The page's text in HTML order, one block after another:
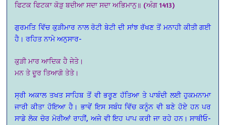
ਫਿਟਕ ਫਿਟਕਾ ਕੋੜੁ ਬਦੀਆ ਸਦਾ ਸਦਾ ਅਭਿਮਾਨੁ॥ (ਅੰਗ 1413)
ਗੁਰਮਤਿ ਵਿੱਚ ਕੁੜੀਮਾਰ ਨਾਲ ਰੋਟੀ ਬੇਟੀ ਦੀ ਸਾਂਝ ਰੱਖਣ ਤੋਂ ਮਨਾਹੀ ਕੀਤੀ ਗਈ
ਹੈ। ਰਹਿਤ ਨਾਮੇ ਅਨੁਸਾਰ-
ਕੁੜੀ ਮਾਰ ਆਦਿਕ ਹੈ ਜੇਤੇ।
ਮਨ ਤੇ ਦੂਰ ਤਿਆਗੋ ਤੇਤੇ।
ਸ੍ਰੀ ਅਕਾਲ ਤਖਤ ਸਾਹਿਬ ਤੋਂ ਵੀ ਭਰੂਣ ਹੱਤਿਆ ਤੇ ਪਾਬੰਦੀ ਲਈ ਹੁਕਮਨਾਮਾ
ਜਾਰੀ ਕੀਤਾ ਹੋਇਆ ਹੈ। ਭਾਵੇਂ ਇਸ ਸਬੰਧ ਵਿੱਚ ਕਨੂੰਨ ਵੀ ਬਣੇ ਹੋਏ ਹਨ ਪਰ
ਸਾਡੇ ਲੋਕ ਚੋਰ ਮੋਰੀਆਂ ਰਾਹੀਂ, ਅਜੇ ਵੀ ਇਹ ਪਾਪ ਕਰੀ ਜਾ ਰਹੇ ਹਨ। ਸਾਥੀਓ-